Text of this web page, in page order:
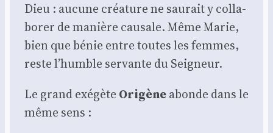
Dieu : aucune créa­ture ne sau­rait y col­la­
bo­rer de manière cau­sale. Même Marie,
bien que bénie entre toutes les femmes,
reste l’humble ser­vante du Sei­gneur.
Le grand exé­gète Ori­gèneabonde dans le
même sens :